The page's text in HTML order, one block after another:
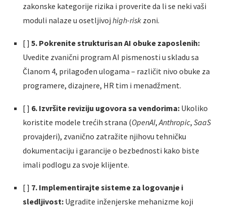
zakonske kategorije rizika i proverite da li se neki vaši
moduli nalaze u osetljivoj high-risk zoni.
[ ] 5. Pokrenite strukturisan AI obuke zaposlenih:
Uvedite zvanični program AI pismenosti u skladu sa
Članom 4, prilagođen ulogama – različit nivo obuke za
programere, dizajnere, HR tim i menadžment.
[ ] 6. Izvršite reviziju ugovora sa vendorima: Ukoliko
koristite modele trećih strana (OpenAI, Anthropic, SaaS
provajderi), zvanično zatražite njihovu tehničku
dokumentaciju i garancije o bezbednosti kako biste
imali podlogu za svoje klijente.
[ ] 7. Implementirajte sisteme za logovanje i
sledljivost: Ugradite inženjerske mehanizme koji